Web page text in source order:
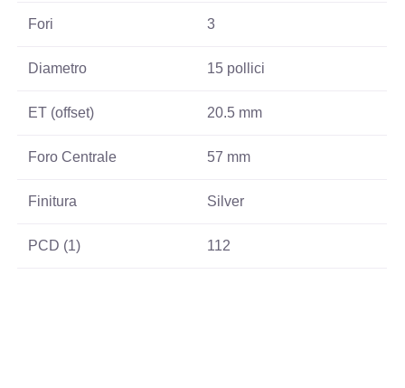
Fori 3
Diametro 15 pollici
ET (offset) 20.5 mm
Foro Centrale 57 mm
Finitura Silver
PCD (1) 112